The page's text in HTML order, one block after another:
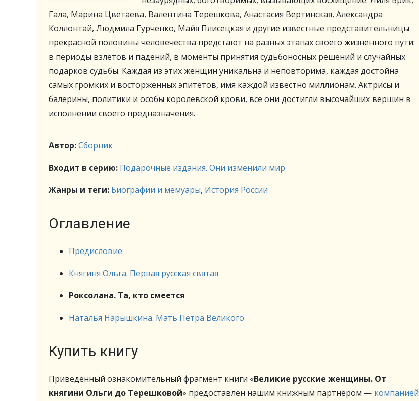
Гала, Марина Цветаева, Валентина Терешкова, Анастасия Вертинская, Александра
Коллонтай, Людмила Гурченко, Майя Плисецкая и другие известные представительницы
прекрасной половины человечества предстают на разных этапах своего жизненного пути:
в периоды взлетов и падений, в моменты принятия судьбоносных решений и случайных
подарков судьбы. Каждая из этих женщин уникальна и неповторима, каждая достойна
самых громких и восторженных эпитетов, имя каждой известно миллионам. Актрисы и
балерины, политики и особы королевской крови, все они достигли высочайших вершин в
исполнении своего предназначения.
Автор:Сборник
Входит в серию: Подарочные издания. Они изменили мир
Жанры и теги: Биографии и мемуары, История России
Оглавление
Предисловие
Княгиня Ольга. Первая русская святая
Роксолана. Та, кто смеется
Наталья Нарышкина. Мать Петра Великого
Купить книгу
Приведённый ознакомительный фрагмент книги «Великие русские женщины. От
княгини Ольги до Терешковой» предоставлен нашим книжным партнёром — компанией